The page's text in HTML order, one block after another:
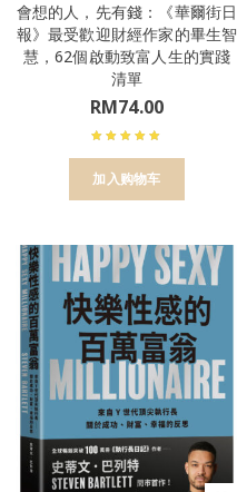
會想的人，先有錢：《華爾街日
報》最受歡迎財經作家的畢生智
慧，62個啟動致富人生的實踐
清單
RM74.00
加入购物车